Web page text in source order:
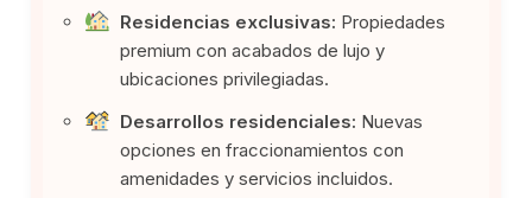
Residencias exclusivas: Propiedades
premium con acabados de lujo y
ubicaciones privilegiadas.
Desarrollos residenciales: Nuevas
opciones en fraccionamientos con
amenidades y servicios incluidos.